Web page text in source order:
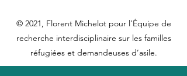
© 2021, Florent Michelot pour l’Équipe de
recherche interdisciplinaire sur les familles
réfugiées et demandeuses d’asile.